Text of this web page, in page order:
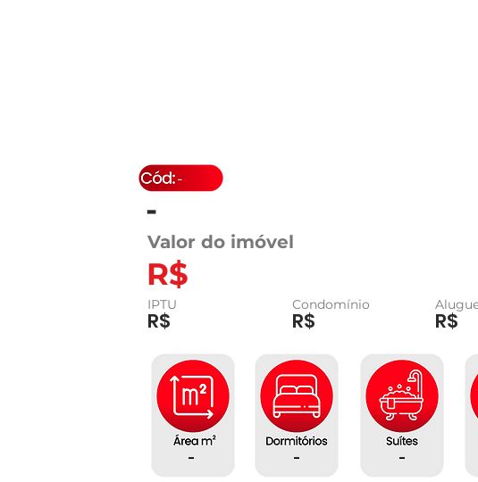
-
R$
Valor do imóvel
-
R$
IPTU
R$
Condomínio
R$
- - -